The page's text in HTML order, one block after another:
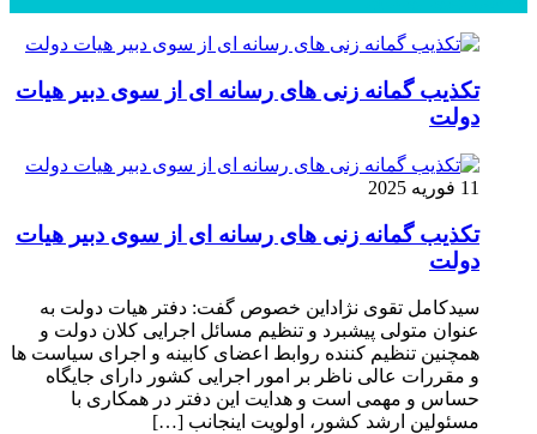
تکذیب گمانه زنی های رسانه ای از سوی دبیر هیات
دولت
11 فوریه 2025
تکذیب گمانه زنی های رسانه ای از سوی دبیر هیات
دولت
سیدکامل تقوی نژاداین خصوص گفت: دفتر هیات دولت به
عنوان متولی پیشبرد و تنظیم مسائل اجرایی کلان دولت و
همچنین تنظیم کننده روابط اعضای کابینه و اجرای سیاست ها
و مقررات عالی ناظر بر امور اجرایی کشور دارای جایگاه
حساس و مهمی است و هدایت این دفتر در همکاری با
مسئولین ارشد کشور، اولویت اینجانب […]